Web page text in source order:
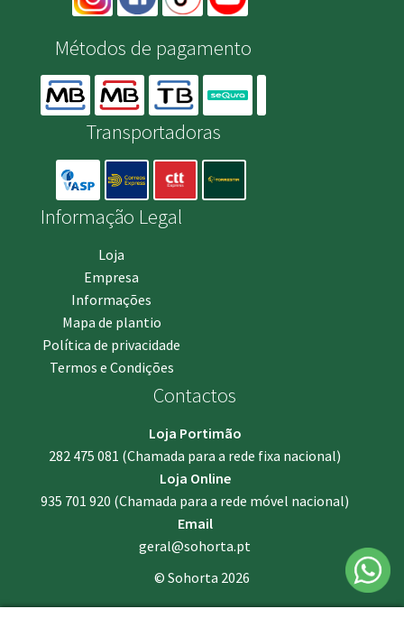
Métodos de pagamento
Transportadoras
Informação Legal
Loja
Empresa
Informações
Mapa de plantio
Política de privacidade
Termos e Condições
Contactos
Loja Portimão
282 475 081 (Chamada para a rede fixa nacional)
Loja Online
935 701 920 (Chamada para a rede móvel nacional)
Email
geral@sohorta.pt
© Sohorta 2026